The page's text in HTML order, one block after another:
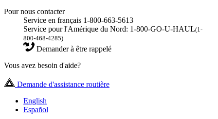
Pour nous contacter
Service en français 1-800-663-5613
Service pour l'Amérique du Nord: 1-800-GO-U-HAUL(1-
800-468-4285)
Demander à être rappelé
Vous avez besoin d'aide?
Demande d'assistance routière
English
Español